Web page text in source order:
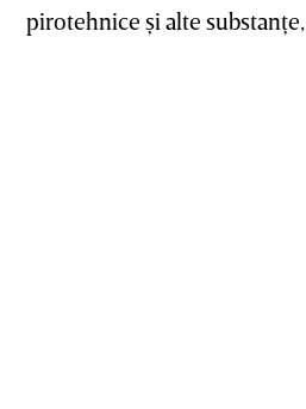
pirotehnice şi alte substanţe,